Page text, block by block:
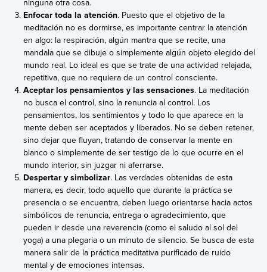
ninguna otra cosa.
Enfocar toda la atención. Puesto que el objetivo de la
meditación no es dormirse, es importante centrar la atención
en algo: la respiración, algún mantra que se recite, una
mandala que se dibuje o simplemente algún objeto elegido del
mundo real. Lo ideal es que se trate de una actividad relajada,
repetitiva, que no requiera de un control consciente.
Aceptar los pensamientos y las sensaciones. La meditación
no busca el control, sino la renuncia al control. Los
pensamientos, los sentimientos y todo lo que aparece en la
mente deben ser aceptados y liberados. No se deben retener,
sino dejar que fluyan, tratando de conservar la mente en
blanco o simplemente de ser testigo de lo que ocurre en el
mundo interior, sin juzgar ni aferrarse.
Despertar y simbolizar. Las verdades obtenidas de esta
manera, es decir, todo aquello que durante la práctica se
presencia o se encuentra, deben luego orientarse hacia actos
simbólicos de renuncia, entrega o agradecimiento, que
pueden ir desde una reverencia (como el saludo al sol del
yoga) a una plegaria o un minuto de silencio. Se busca de esta
manera salir de la práctica meditativa purificado de ruido
mental y de emociones intensas.